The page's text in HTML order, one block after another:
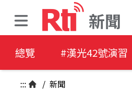
新聞
總覽 #漢光42號演習
::: / 新聞